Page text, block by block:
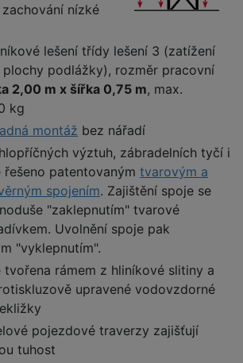
nízké
lešení třídy lešení 3 (zatížení
plochy podlážky), rozměr pracovní
2,00 m x šířka 0,75 m, max.
kg
montáž bez nářadí
výztuh, zábradelních tyčí i
řešeno patentovaným tvarovým a
spojením. Zajištění spoje se
"zaklepnutím" tvarové
Uvolnění spoje pak
"vyklepnutím".
tvořena rámem z hliníkové slitiny a
upravené vodovzdorné
pojezdové traverzy zajišťují
tuhost